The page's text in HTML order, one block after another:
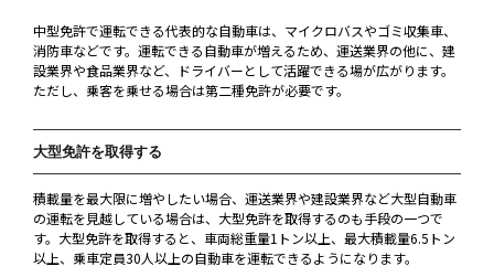
中型免許で運転できる代表的な自動車は、マイクロバスやゴミ収集車、
消防車などです。運転できる自動車が増えるため、運送業界の他に、建
設業界や食品業界など、ドライバーとして活躍できる場が広がります。
ただし、乗客を乗せる場合は第二種免許が必要です。
大型免許を取得する
積載量を最大限に増やしたい場合、運送業界や建設業界など大型自動車
の運転を見越している場合は、大型免許を取得するのも手段の一つで
す。大型免許を取得すると、車両総重量1トン以上、最大積載量6.5トン
以上、乗車定員30人以上の自動車を運転できるようになります。